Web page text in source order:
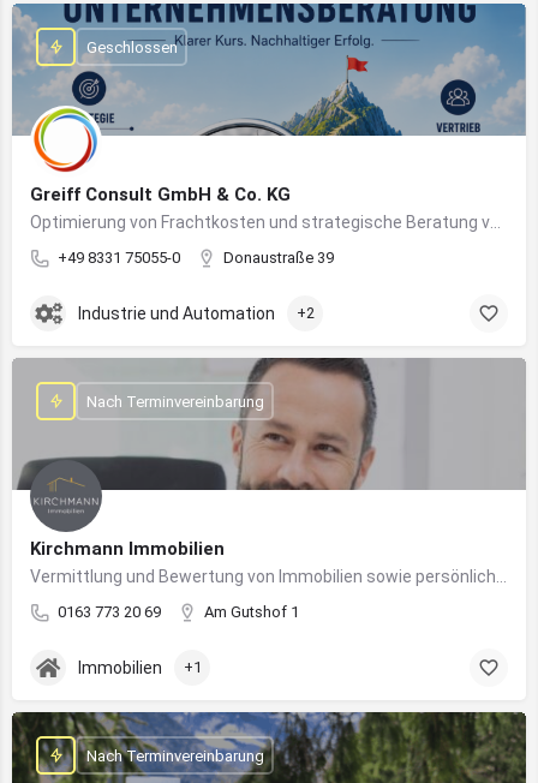
Greiff Consult GmbH & Co. KG
+49 8331 75055-0 Donaustraße 39
Geschlossen
Industrie und Automation +2
Kirchmann Immobilien
0163 773 20 69 Am Gutshof 1
Nach Terminvereinbarung
Immobilien +1
Nach Terminvereinbarung